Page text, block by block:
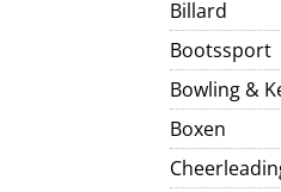
Billard
Bootssport
Bowling &
Boxen